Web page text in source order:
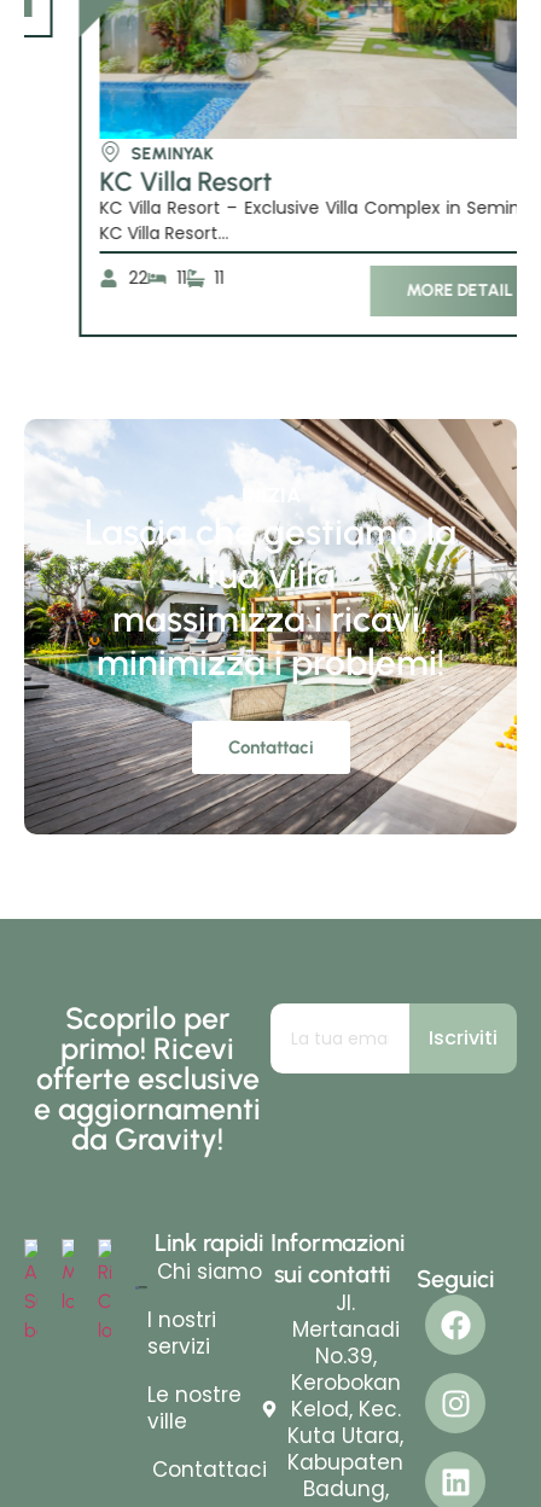
SEMINYAK
KC Villa Resort
KC Villa Resort – Exclusive Villa Complex in Seminyak
KC Villa Resort...
11 11
MORE DETAIL
Lascia che gestiamo la
tua villa
massimizza i ricavi,
minimizza i problemi!
Contattaci
Scoprilo per
primo! Ricevi
offerte esclusive
e aggiornamenti
da Gravity!
Iscriviti
Link rapidi
Chi siamo
I nostri
servizi
Le nostre
ville
Contattaci
Informazioni
sui contatti
Jl.
Mertanadi
No.39,
Kerobokan
Kelod, Kec.
Kuta Utara,
Kabupaten
Badung,
Seguici